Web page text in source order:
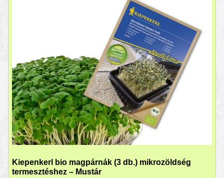
Kiepenkerl bio magpárnák (3 db.) mikrozöldség
termesztéshez – Mustár